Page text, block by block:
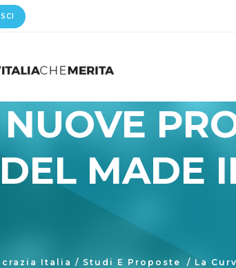
NUOVE
DEL MADE
Italia / Studi E Proposte / La